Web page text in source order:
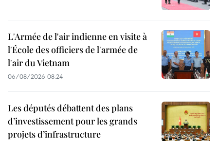
L'Armée de l'air indienne en visite à
l'École des officiers de l'armée de
l'air du Vietnam
06/08/2026 08:24
Les députés débattent des plans
d’investissement pour les grands
projets d’infrastructure